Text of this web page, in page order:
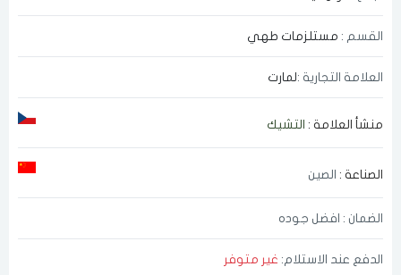
القسم : مستلزمات طهي
العلامة التجارية : لمارت
منشأ العلامة : التشيك
الصناعة : الصين
الضمان : افضل جوده
الدفع عند الاستلام: غير متوفر